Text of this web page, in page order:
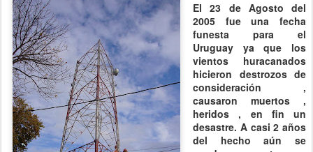
El 23 de Agosto del
2005 fue una fecha
funesta para el
Uruguay ya que los
vientos huracanados
hicieron destrozos de
consideración ,
causaron muertos ,
heridos , en fin un
desastre. A casi 2 años
del hecho aún se